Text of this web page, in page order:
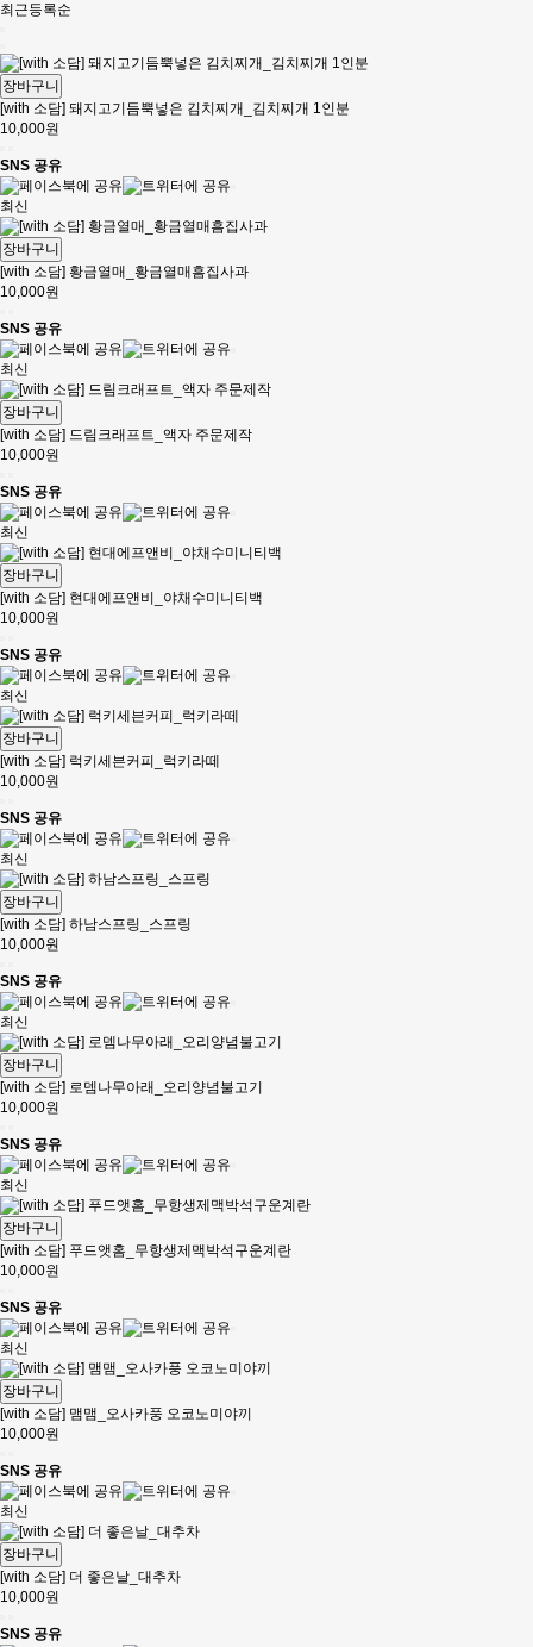
최근등록순
장바구니
[with 소담] 돼지고기듬뿍넣은 김치찌개_김치찌개 1인분
10,000원
SNS 공유
최신
장바구니
[with 소담] 황금열매_황금열매흠집사과
10,000원
SNS 공유
최신
장바구니
[with 소담] 드림크래프트_액자 주문제작
10,000원
SNS 공유
최신
장바구니
[with 소담] 현대에프앤비_야채수미니티백
10,000원
SNS 공유
최신
장바구니
[with 소담] 럭키세븐커피_럭키라떼
10,000원
SNS 공유
최신
장바구니
[with 소담] 하남스프링_스프링
10,000원
SNS 공유
최신
장바구니
[with 소담] 로뎀나무아래_오리양념불고기
10,000원
SNS 공유
최신
장바구니
[with 소담] 푸드앳홈_무항생제맥박석구운계란
10,000원
SNS 공유
최신
장바구니
[with 소담] 맴맴_오사카풍 오코노미야끼
10,000원
SNS 공유
최신
장바구니
[with 소담] 더 좋은날_대추차
10,000원
SNS 공유